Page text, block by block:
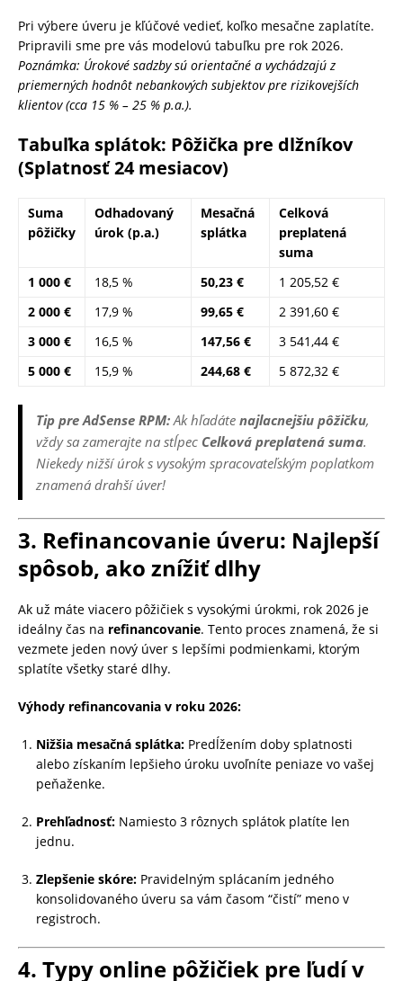
Pri výbere úveru je kľúčové vedieť, koľko mesačne zaplatíte.
Pripravili sme pre vás modelovú tabuľku pre rok 2026.
Poznámka: Úrokové sadzby sú orientačné a vychádzajú z
priemerných hodnôt nebankových subjektov pre rizikovejších
klientov (cca 15 % – 25 % p.a.).
Tabuľka splátok: Pôžička pre dlžníkov
(Splatnosť 24 mesiacov)
Suma
pôžičky
Odhadovaný
úrok (p.a.)
Mesačná
splátka
Celková
preplatená
suma
1 000 €
18,5 % 50,23 €
1 205,52 €
2 000 €
17,9 % 99,65 €
2 391,60 €
3 000 €
16,5 % 147,56 €
3 541,44 €
5 000 €
15,9 % 244,68 € 5 872,32 €
Tip pre AdSense RPM:Ak hľadáte najlacnejšiu pôžičku,
vždy sa zamerajte na stĺpec Celková preplatená suma.
Niekedy nižší úrok s vysokým spracovateľským poplatkom
znamená drahší úver!
3. Refinancovanie úveru: Najlepší
spôsob, ako znížiť dlhy
Ak už máte viacero pôžičiek s vysokými úrokmi, rok 2026 je
ideálny čas na refinancovanie. Tento proces znamená, že si
vezmete jeden nový úver s lepšími podmienkami, ktorým
splatíte všetky staré dlhy.
Výhody refinancovania v roku 2026:
Nižšia mesačná splátka: Predĺžením doby splatnosti
alebo získaním lepšieho úroku uvoľníte peniaze vo vašej
peňaženke.
Prehľadnosť: Namiesto 3 rôznych splátok platíte len
jednu.
Zlepšenie skóre: Pravidelným splácaním jedného
konsolidovaného úveru sa vám časom “čistí” meno v
registroch.
4. Typy online pôžičiek pre ľudí v